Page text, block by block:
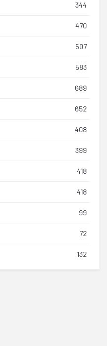
344
470
507
583
689
652
408
399
418
418
99
72
132